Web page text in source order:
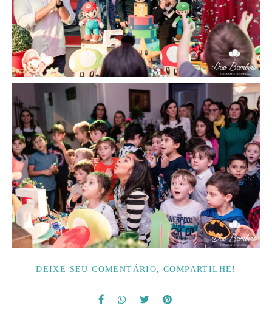
DEIXE SEU COMENTÁRIO, COMPARTILHE!